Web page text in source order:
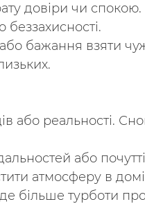
довіри чи спокою.
бажання взяти
або реальності.
або
атмосферу в домі
більше турботи